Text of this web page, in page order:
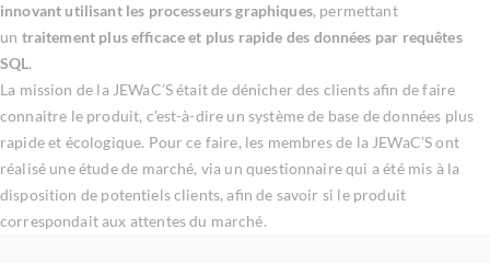
innovant utilisant les processeurs graphiques, permettant
un traitement plus efficace et plus rapide des données par requêtes
SQL.
La mission de la JEWaC’S était de dénicher des clients afin de faire
connaitre le produit, c’est-à-dire un système de base de données plus
rapide et écologique. Pour ce faire, les membres de la JEWaC’S ont
réalisé une étude de marché, via un questionnaire qui a été mis à la
disposition de potentiels clients, afin de savoir si le produit
correspondait aux attentes du marché.